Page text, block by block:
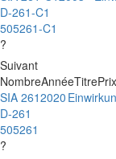
D-261-C1
505261-C1
?
Suivant
NombreAnnéeTitre
SIA 261
D-261
505261
?
2020